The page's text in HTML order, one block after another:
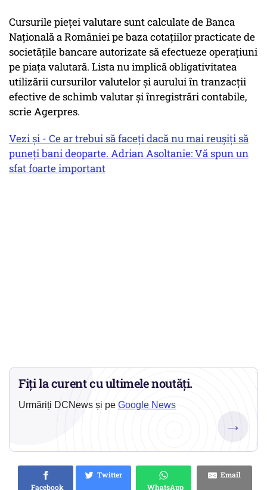
Cursurile pieţei valutare sunt calculate de Banca
Naţională a României pe baza cotaţiilor practicate de
societăţile bancare autorizate să efectueze operaţiuni
pe piaţa valutară. Lista nu implică obligativitatea
utilizării cursurilor valutelor şi aurului în tranzacţii
efective de schimb valutar şi înregistrări contabile,
scrie Agerpres.
Vezi și - Ce ar trebui să faceți dacă nu mai reușiți să
puneți bani deoparte. Adrian Asoltanie: Vă spun un
sfat foarte important
Fiți la curent cu ultimele noutăți.
Urmăriți DCNews și pe Google News
→
Facebook
Twitter
WhatsApp
Email